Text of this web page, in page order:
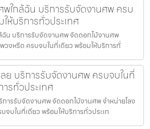
ใกล้ฉัน บริการรับจัดงานศพ ครบ
ห้บริการทั่วประเทศ
น บริการรับจัดงานศพ จัดดอกไม้งานศพ
วงหรีด ครบจบในที่เดียว พร้อมให้บริการทั่
ย บริการรับจัดงานศพ ครบจบในที่
รทั่วประเทศ
ารรับจัดงานศพ จัดดอกไม้งานศพ จำหน่ายโลง
จบในที่เดียว พร้อมให้บริการทั่วประเท